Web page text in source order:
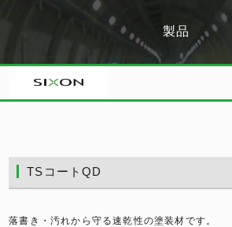
製品
TSコートQD
落書き・汚れから守る速乾性の塗装材です。